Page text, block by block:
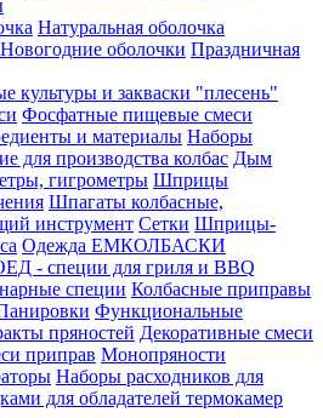
Натуральная оболочка
Новогодние оболочки Праздничная
культуры и закваски "плесень"
Фосфатные пищевые смеси
и материалы Наборы
для производства колбас Дым
гигрометры Шприцы
Шпагаты колбасные,
инструмент Сетки Шприцы-
Одежда ЕМКОЛБАСКИ
- специи для гриля и BBQ
специи Колбасные приправы
Функциональные
пряностей Декоративные смеси
приправ Монопряности
Наборы расходников для
для обладателей термокамер